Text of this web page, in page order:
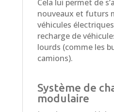
Cela lui permet de
nouveaux et futurs
véhicules
recharge de
lourds (comme les
camions).
Système de
modulaire